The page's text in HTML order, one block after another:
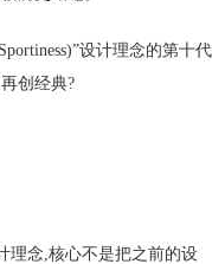
设计理念的第十代
创经典?
理念,核心不是把之前的设